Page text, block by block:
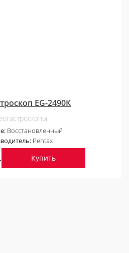
EG-2490К
Восстановленный
Pentax
Купить